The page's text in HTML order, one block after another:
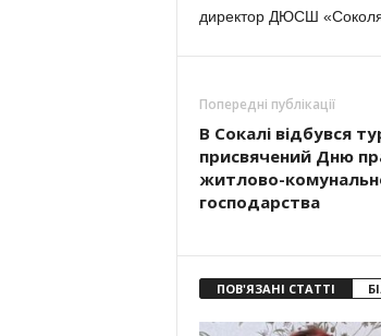
директор ДЮСШ
Попередні публікації
В Сокалі відбувся
присвячений Дню
житлово-
господарства
ПОВ'ЯЗАНІ СТАТТІ